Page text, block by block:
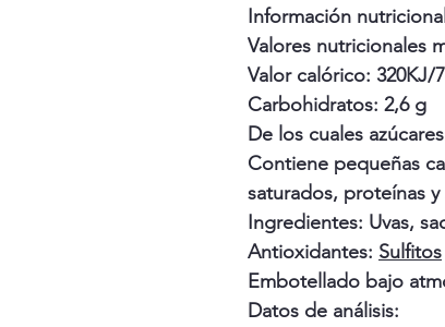
Información
Valores nutricionales
Valor calórico: 320KJ/
Carbohidratos: 2,6 g
De los cuales
Contiene pequeñas
saturados, proteínas y
Ingredientes: Uvas,
Antioxidantes: Sulfitos
Embotellado bajo
Datos de análisis: